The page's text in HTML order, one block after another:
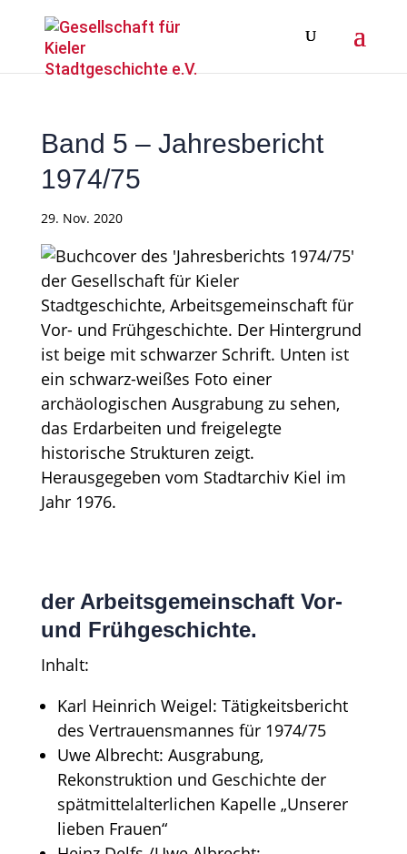
Band 5 – Jahresbericht
1974/75
29. Nov. 2020
der Arbeitsgemeinschaft Vor-
und Frühgeschichte.
Inhalt:
Karl Heinrich Weigel: Tätigkeitsbericht
des Vertrauensmannes für 1974/75
Uwe Albrecht: Ausgrabung,
Rekonstruktion und Geschichte der
spätmittelalterlichen Kapelle „Unserer
lieben Frauen“